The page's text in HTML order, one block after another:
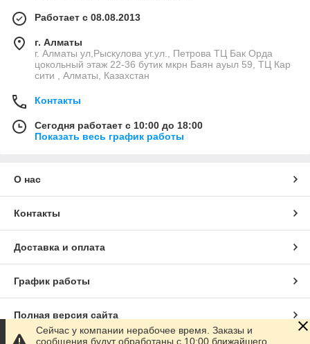
Работает с 08.08.2013
г. Алматы
г. Алматы ул,Рыскулова уг.ул., Петрова ТЦ Бак Орда
цокольный этаж 22-36 бутик мкрн Баян ауыл 59, ТЦ Кар
сити , Алматы, Казахстан
Контакты
Сегодня работает с 10:00 до 18:00
Показать весь график работы
О нас
Контакты
Доставка и оплата
График работы
Полная версия сайта
Сейчас у компании нерабочее время. Заказы и
сообщения будут обработаны с 10:00 ближайшего